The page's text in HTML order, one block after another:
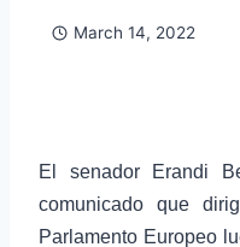
March 14, 2022
El senador Erandi
comunicado que
Parlamento Europeo